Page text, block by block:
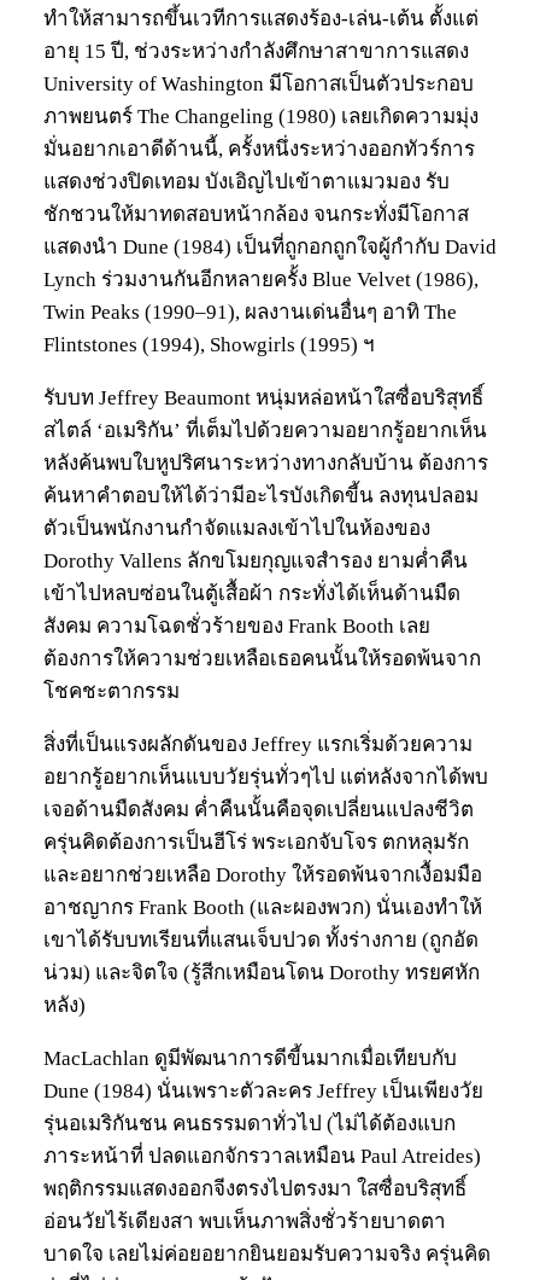
ทำให้สามารถขึ้นเวทีการแสดงร้อง-เล่น-เต้น ตั้งแต่
อายุ 15 ปี, ช่วงระหว่างกำลังศึกษาสาขาการแสดง
University of Washington มีโอกาสเป็นตัวประกอบ
ภาพยนตร์ The Changeling (1980) เลยเกิดความมุ่ง
มั่นอยากเอาดีด้านนี้, ครั้งหนึ่งระหว่างออกทัวร์การ
แสดงช่วงปิดเทอม บังเอิญไปเข้าตาแมวมอง รับ
ชักชวนให้มาทดสอบหน้ากล้อง จนกระทั่งมีโอกาส
แสดงนำ Dune (1984) เป็นที่ถูกอกถูกใจผู้กำกับ David
Lynch ร่วมงานกันอีกหลายครั้ง Blue Velvet (1986),
Twin Peaks (1990–91), ผลงานเด่นอื่นๆ อาทิ The
Flintstones (1994), Showgirls (1995) ฯ
รับบท Jeffrey Beaumont หนุ่มหล่อหน้าใสซื่อบริสุทธิ์
สไตล์ ‘อเมริกัน’ ที่เต็มไปด้วยความอยากรู้อยากเห็น
หลังค้นพบใบหูปริศนาระหว่างทางกลับบ้าน ต้องการ
ค้นหาคำตอบให้ได้ว่ามีอะไรบังเกิดขี้น ลงทุนปลอม
ตัวเป็นพนักงานกำจัดแมลงเข้าไปในห้องของ
Dorothy Vallens ลักขโมยกุญแจสำรอง ยามค่ำคืน
เข้าไปหลบซ่อนในตู้เสื้อผ้า กระทั่งได้เห็นด้านมืด
สังคม ความโฉดชั่วร้ายของ Frank Booth เลย
ต้องการให้ความช่วยเหลือเธอคนนั้นให้รอดพ้นจาก
โชคชะตากรรม
สิ่งที่เป็นแรงผลักดันของ Jeffrey แรกเริ่มด้วยความ
อยากรู้อยากเห็นแบบวัยรุ่นทั่วๆไป แต่หลังจากได้พบ
เจอด้านมืดสังคม ค่ำคืนนั้นคือจุดเปลี่ยนแปลงชีวิต
ครุ่นคิดต้องการเป็นฮีโร่ พระเอกจับโจร ตกหลุมรัก
และอยากช่วยเหลือ Dorothy ให้รอดพ้นจากเงื้อมมือ
อาชญากร Frank Booth (และผองพวก) นั่นเองทำให้
เขาได้รับบทเรียนที่แสนเจ็บปวด ทั้งร่างกาย (ถูกอัด
น่วม) และจิตใจ (รู้สีกเหมือนโดน Dorothy ทรยศหัก
หลัง)
MacLachlan ดูมีพัฒนาการดีขี้นมากเมื่อเทียบกับ
Dune (1984) นั่นเพราะตัวละคร Jeffrey เป็นเพียงวัย
รุ่นอเมริกันชน คนธรรมดาทั่วไป (ไม่ได้ต้องแบก
ภาระหน้าที่ ปลดแอกจักรวาลเหมือน Paul Atreides)
พฤติกรรมแสดงออกจีงตรงไปตรงมา ใสซื่อบริสุทธิ์
อ่อนวัยไร้เดียงสา พบเห็นภาพสิ่งชั่วร้ายบาดตา
บาดใจ เลยไม่ค่อยอยากยินยอมรับความจริง ครุ่นคิด